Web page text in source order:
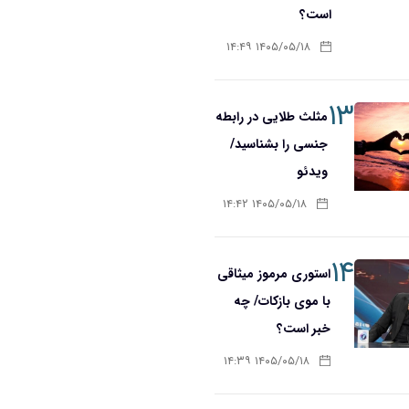
است؟
۱۴۰۵/۰۵/۱۸ ۱۴:۴۹
۱۳مثلث طلایی در رابطه
جنسی را بشناسید/
ویدئو
۱۴۰۵/۰۵/۱۸ ۱۴:۴۲
۱۴استوری مرموز میثاقی
با موی بازکات/ چه
خبر است؟
۱۴۰۵/۰۵/۱۸ ۱۴:۳۹